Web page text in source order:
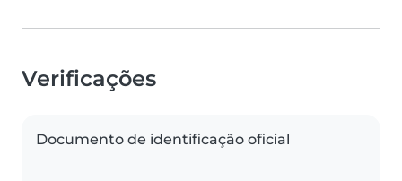
Verificações
Documento de identificação oficial